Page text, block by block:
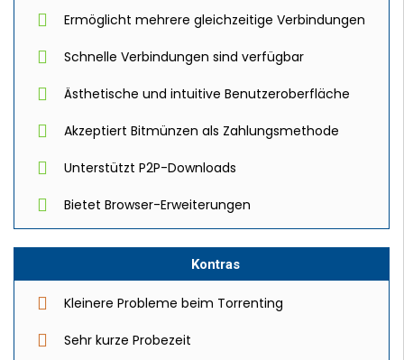
Ermöglicht mehrere gleichzeitige Verbindungen
Schnelle Verbindungen sind verfügbar
Ästhetische und intuitive Benutzeroberfläche
Akzeptiert Bitmünzen als Zahlungsmethode
Unterstützt P2P-Downloads
Bietet Browser-Erweiterungen
Kontras
Kleinere Probleme beim Torrenting
Sehr kurze Probezeit